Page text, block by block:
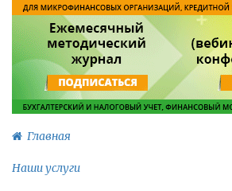
Главная
Наши услуги